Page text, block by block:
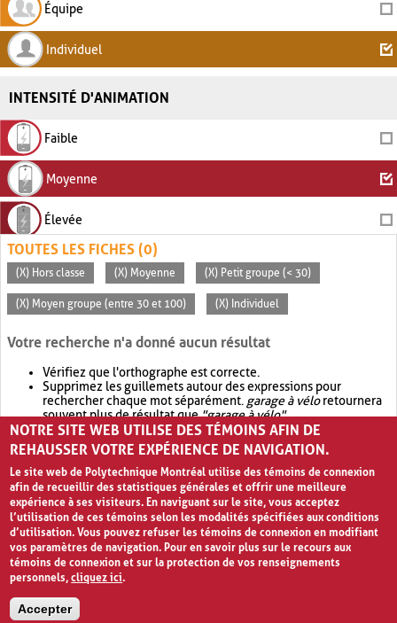
Équipe
Individuel
INTENSITÉ D'ANIMATION
Faible
Moyenne
Élevée
TOUTES LES FICHES (0)
(X) Hors classe (X) Moyenne (X) Petit groupe (< 30)
(X) Moyen groupe (entre 30 et 100) (X) Individuel
Votre recherche n'a donné aucun résultat
Vérifiez que l'orthographe est correcte.
Supprimez les guillemets autour des expressions pour
rechercher chaque mot séparément. garage à véloretournera
souvent plus de résultat que"garage à vélo".
Envisagez d'élargir votre recherche avec OR.garage OR vélo
retournera souvent plus de résultat quegarage à vélo
NOTRE SITE WEB UTILISE DES TÉMOINS AFIN DE
REHAUSSER VOTRE EXPÉRIENCE DE NAVIGATION.
Le site web de Polytechnique Montréal utilise des témoins de connexion
afin de recueillir des statistiques générales et offrir une meilleure
expérience à ses visiteurs. En naviguant sur le site, vous acceptez
l’utilisation de ces témoins selon les modalités spécifiées aux conditions
d’utilisation. Vous pouvez refuser les témoins de connexion en modifiant
vos paramètres de navigation. Pour en savoir plus sur le recours aux
témoins de connexion et sur la protection de vos renseignements
personnels,cliquez ici.
Accepter